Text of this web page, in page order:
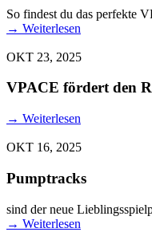
So findest du das perfekte
→ Weiterlesen
OKT 23, 2025
VPACE fördert den
→ Weiterlesen
OKT 16, 2025
Pumptracks
sind der neue
→ Weiterlesen